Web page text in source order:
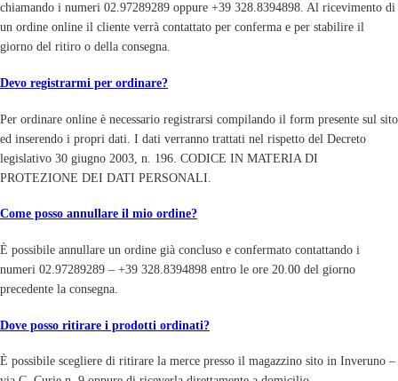
chiamando i numeri 02.97289289 oppure +39 328.8394898. Al ricevimento di
un ordine online il cliente verrà contattato per conferma e per stabilire il
giorno del ritiro o della consegna.
Devo registrarmi per ordinare?
Per ordinare online è necessario registrarsi compilando il form presente sul sito
ed inserendo i propri dati. I dati verranno trattati nel rispetto del Decreto
legislativo 30 giugno 2003, n. 196. CODICE IN MATERIA DI
PROTEZIONE DEI DATI PERSONALI.
Come posso annullare il mio ordine?
È possibile annullare un ordine già concluso e confermato contattando i
numeri 02.97289289 – +39 328.8394898 entro le ore 20.00 del giorno
precedente la consegna.
Dove posso ritirare i prodotti ordinati?
È possibile scegliere di ritirare la merce presso il magazzino sito in Inveruno –